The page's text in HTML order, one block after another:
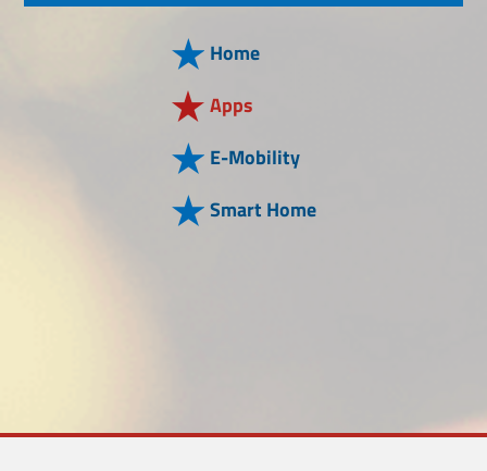
Home
Apps
E-Mobility
Smart Home